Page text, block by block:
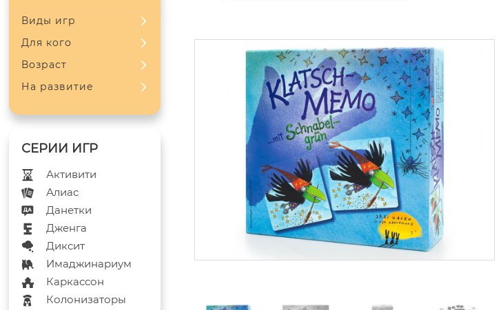
Виды игр
Для кого
Возраст
На развитие
Активити
Алиас
Данетки
Дженга
Диксит
Имаджинариум
Каркассон
Колонизаторы